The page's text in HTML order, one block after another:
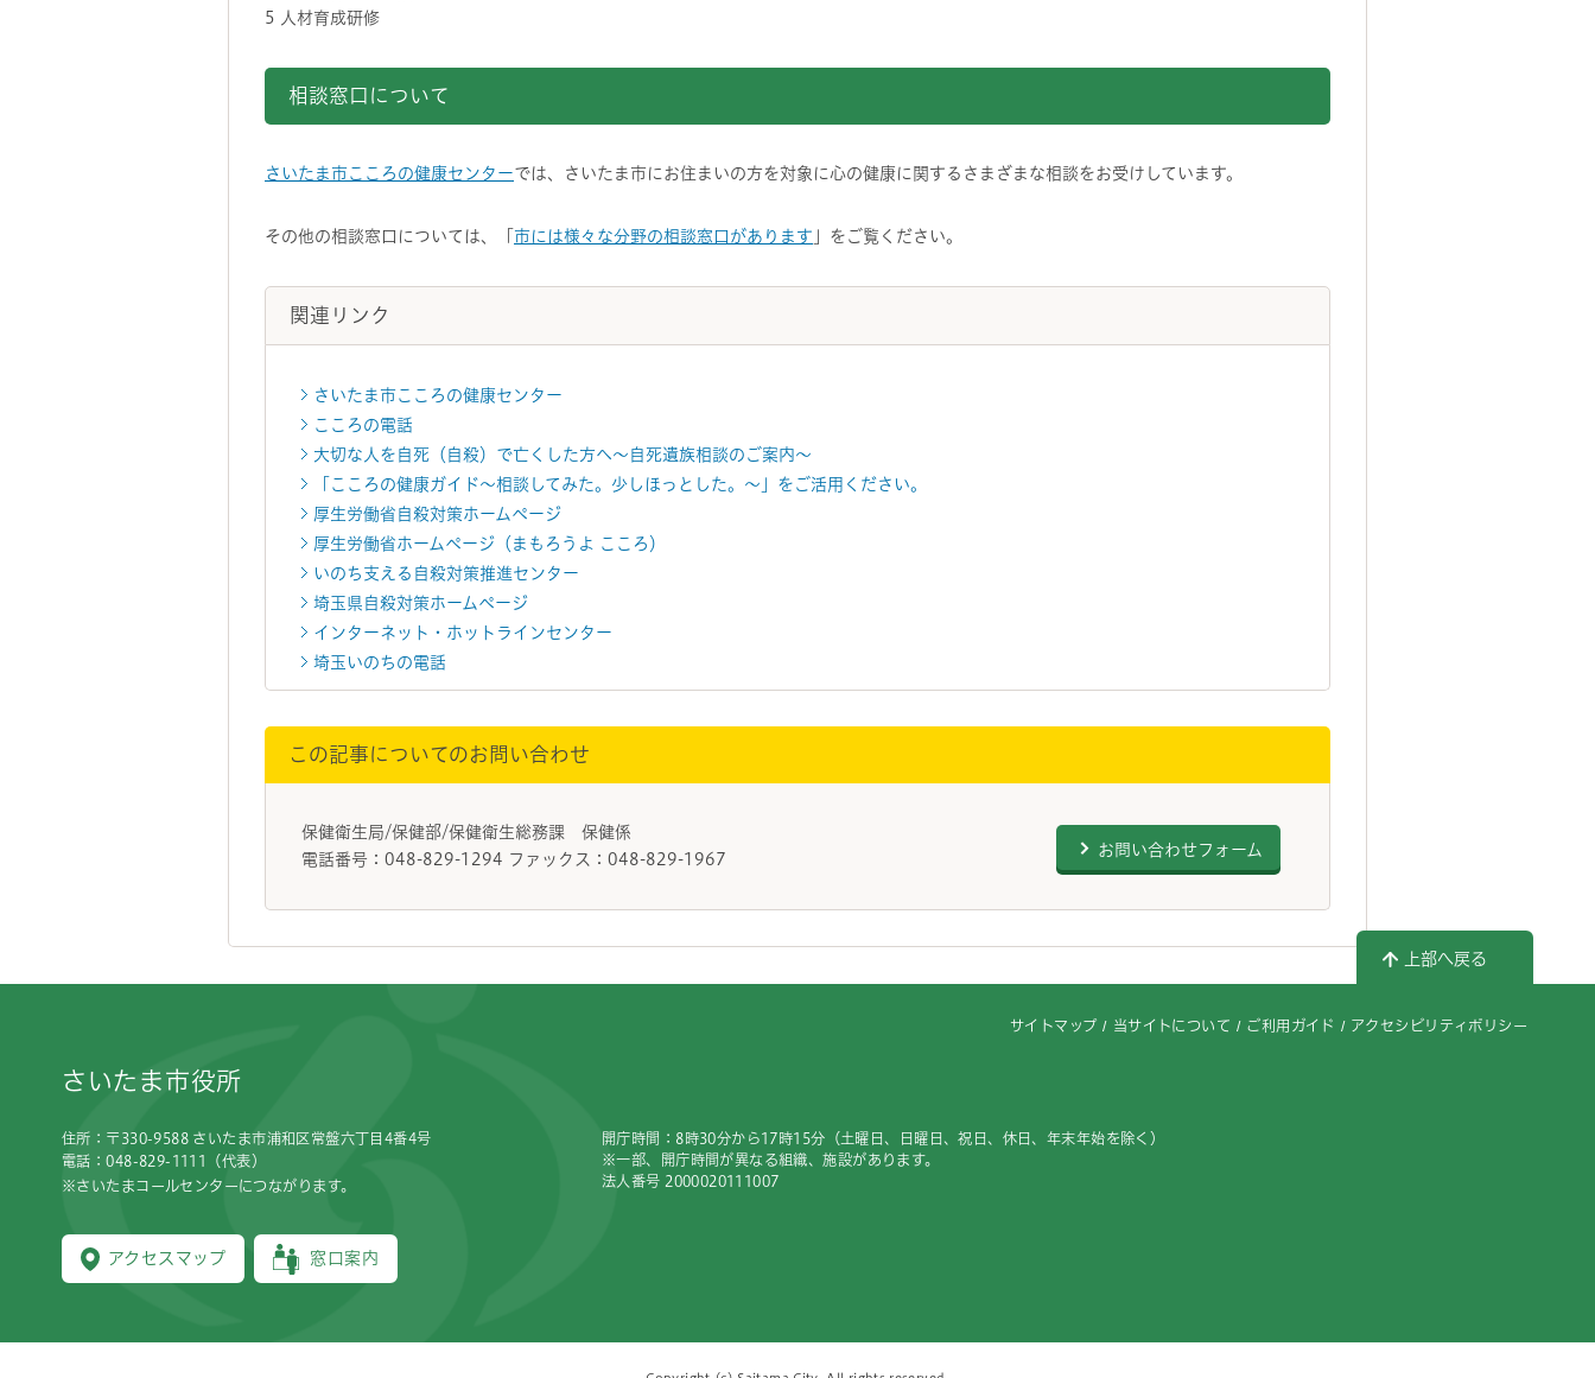
5 人材育成研修
相談窓口について
さいたま市こころの健康センターでは、さいたま市にお住まいの方を対象に心の健康に関するさまざまな相談をお受けしています。
その他の相談窓口については、「 市には様々な分野の相談窓口があります 」をご覧ください。
関連リンク
さいたま市こころの健康センター
こころの電話
大切な人を自死（自殺）で亡くした方へ～自死遺族相談のご案内～
「こころの健康ガイド～相談してみた。少しほっとした。～」をご活用ください。
厚生労働省自殺対策ホームページ
厚生労働省ホームページ（まもろうよ こころ）
いのち支える自殺対策推進センター
埼玉県自殺対策ホームページ
インターネット・ホットラインセンター
埼玉いのちの電話
この記事についてのお問い合わせ
保健衛生局/保健部/保健衛生総務課 保健係
電話番号：048-829-1294 ファックス：048-829-1967
お問い合わせフォーム
上部へ戻る
サイトマップ 当サイトについて ご利用ガイド アクセシビリティポリシー
さいたま市役所
住所：〒330-9588 さいたま市浦和区常盤六丁目4番4号
電話：048-829-1111（代表）
※さいたまコールセンターにつながります。
アクセスマップ 窓口案内
開庁時間：8時30分から17時15分（土曜日、日曜日、祝日、休日、年末年始を除く）
※一部、開庁時間が異なる組織、施設があります。
法人番号 2000020111007